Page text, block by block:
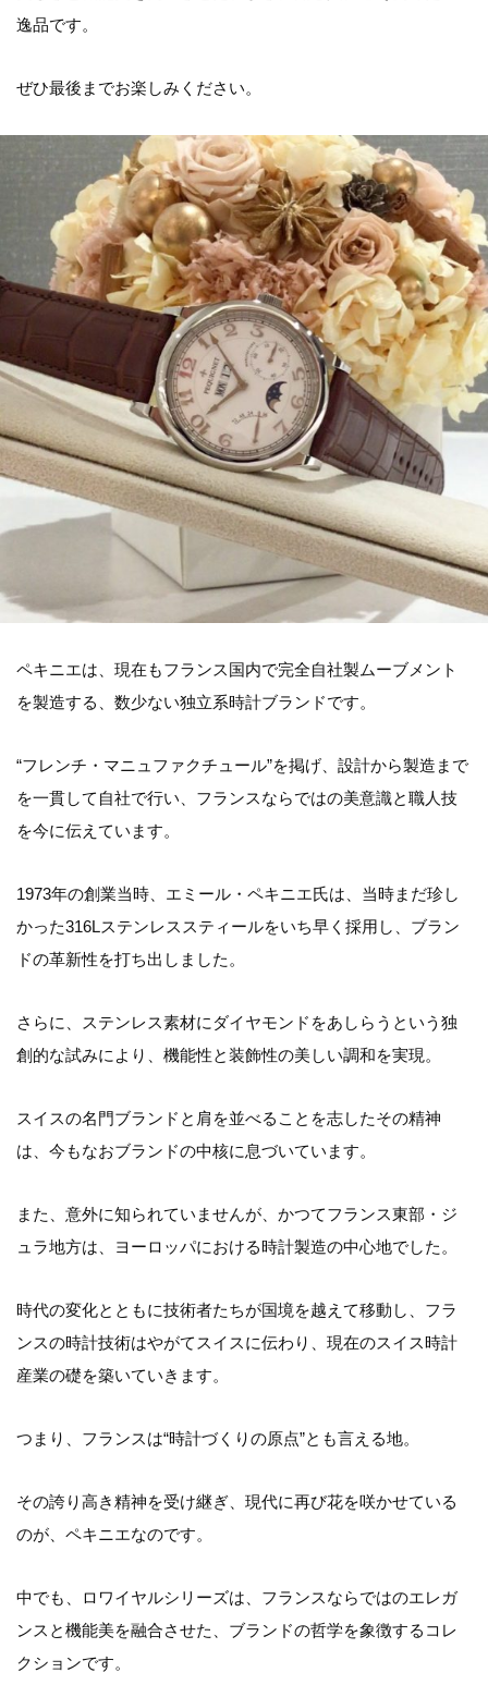
逸品です。
ぜひ最後までお楽しみください。
ペキニエは、現在もフランス国内で完全自社製ムーブメント
を製造する、数少ない独立系時計ブランドです。
“フレンチ・マニュファクチュール”を掲げ、設計から製造まで
を一貫して自社で行い、フランスならではの美意識と職人技
を今に伝えています。
1973年の創業当時、エミール・ペキニエ氏は、当時まだ珍し
かった316Lステンレススティールをいち早く採用し、ブラン
ドの革新性を打ち出しました。
さらに、ステンレス素材にダイヤモンドをあしらうという独
創的な試みにより、機能性と装飾性の美しい調和を実現。
スイスの名門ブランドと肩を並べることを志したその精神
は、今もなおブランドの中核に息づいています。
また、意外に知られていませんが、かつてフランス東部・ジ
ュラ地方は、ヨーロッパにおける時計製造の中心地でした。
時代の変化とともに技術者たちが国境を越えて移動し、フラ
ンスの時計技術はやがてスイスに伝わり、現在のスイス時計
産業の礎を築いていきます。
つまり、フランスは“時計づくりの原点”とも言える地。
その誇り高き精神を受け継ぎ、現代に再び花を咲かせている
のが、ペキニエなのです。
中でも、ロワイヤルシリーズは、フランスならではのエレガ
ンスと機能美を融合させた、ブランドの哲学を象徴するコレ
クションです。